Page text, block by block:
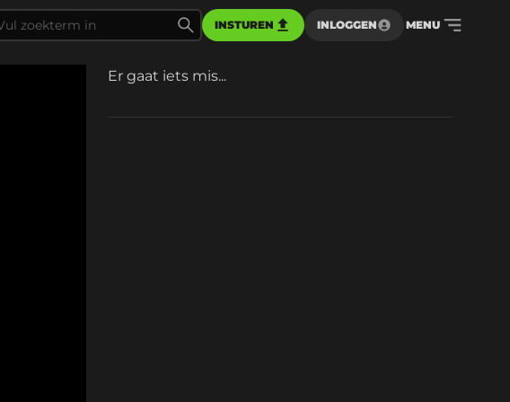
INSTUREN INLOGGEN MENU
Er gaat iets mis...